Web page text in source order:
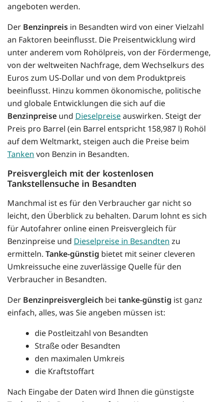
angeboten werden.
Der Benzinpreis in Besandten wird von einer Vielzahl
an Faktoren beeinflusst. Die Preisentwicklung wird
unter anderem vom Rohölpreis, von der Fördermenge,
von der weltweiten Nachfrage, dem Wechselkurs des
Euros zum US-Dollar und von dem Produktpreis
beeinflusst. Hinzu kommen ökonomische, politische
und globale Entwicklungen die sich auf die
Benzinpreise und Dieselpreiseauswirken. Steigt der
Preis pro Barrel (ein Barrel entspricht 158,987 l) Rohöl
auf dem Weltmarkt, steigen auch die Preise beim
Tanken von Benzin in Besandten.
Preisvergleich mit der kostenlosen
Tankstellensuche in Besandten
Manchmal ist es für den Verbraucher gar nicht so
leicht, den Überblick zu behalten. Darum lohnt es sich
für Autofahrer online einen Preisvergleich für
Benzinpreise und Dieselpreise in Besandten zu
ermitteln. Tanke-günstig bietet mit seiner cleveren
Umkreissuche eine zuverlässige Quelle für den
Verbraucher in Besandten.
Der Benzinpreisvergleich bei tanke-günstig ist ganz
einfach, alles, was Sie angeben müssen ist:
die Postleitzahl von Besandten
Straße oder Besandten
den maximalen Umkreis
die Kraftstoffart
Nach Eingabe der Daten wird Ihnen die günstigste